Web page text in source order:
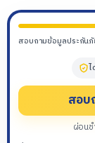
สอบถามข้อมูลประกัน
สอบ
ผ่อน